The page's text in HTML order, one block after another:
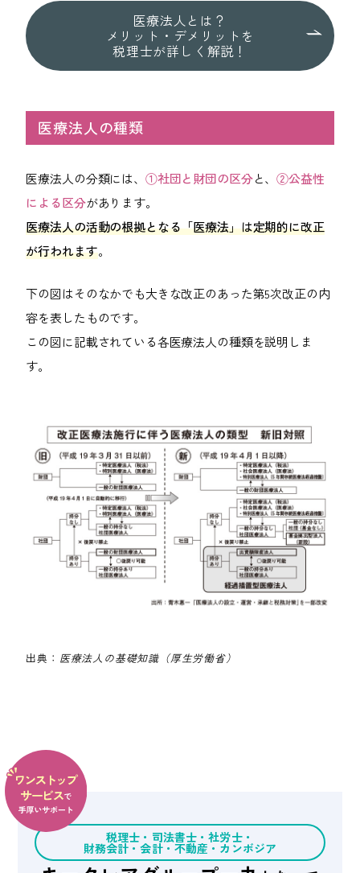
医療法人とは？
メリット・デメリットを
税理士が詳しく解説！
医療法人の種類
医療法人の分類には、 ①社団と財団の区分と、②公益性
による区分があります。
医療法人の活動の根拠となる「医療法」は定期的に改正
が行われます。
下の図はそのなかでも大きな改正のあった第5次改正の内
容を表したものです。
この図に記載されている各医療法人の種類を説明しま
す。
出典： 医療法人の基礎知識（厚生労働省）
税理士・司法書士・社労士・
財務会計・会計・不動産・ カンボジア